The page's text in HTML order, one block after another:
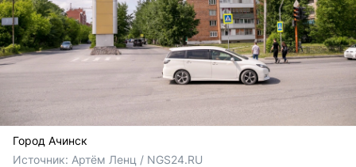
Город Ачинск
Источник: Артём Ленц / NGS24.RU